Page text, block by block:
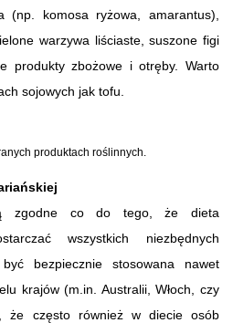
(np. komosa ryżowa, amarantus),
warzywa liściaste, suszone figi
produkty zbożowe i otręby. Warto
sojowych jak tofu.
produktach roślinnych.
zgodne co do tego, że dieta
wszystkich niezbędnych
bezpiecznie stosowana nawet
krajów (m.in. Australii, Włoch, czy
że często również w diecie osób